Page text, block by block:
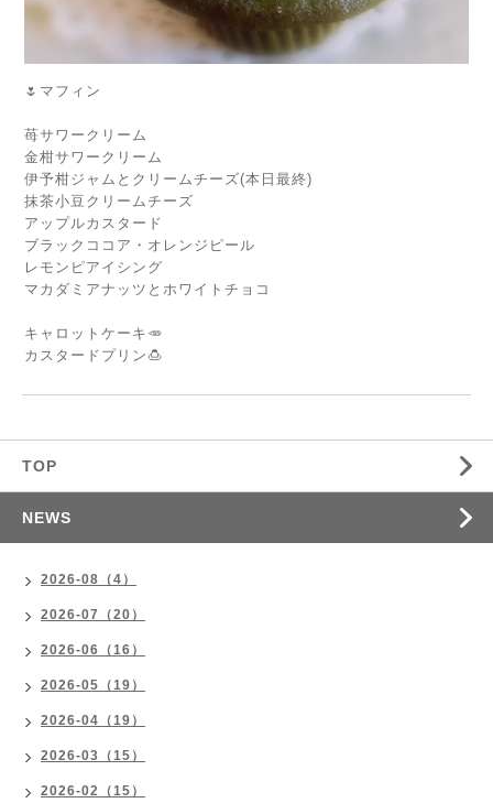
🌷マフィン
苺サワークリーム
金柑サワークリーム
伊予柑ジャムとクリームチーズ(本日最終)
抹茶小豆クリームチーズ
アップルカスタード
ブラックココア・オレンジピール
レモンピアイシング
マカダミアナッツとホワイトチョコ
キャロットケーキ🥕
カスタードプリン🍮
TOP
NEWS
2026-08（4）
2026-07（20）
2026-06（16）
2026-05（19）
2026-04（19）
2026-03（15）
2026-02（15）